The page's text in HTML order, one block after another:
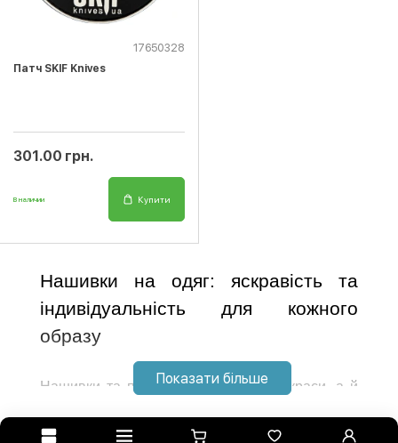
17650328
Патч SKIF Knives
301.00 грн.
В наличии Купити
Нашивки на одяг: яскравість та
індивідуальність для кожного
образу
Нашивки та патчі – це не лише прикраси, а й
стилю. Вони допомагають виділитися, оновити
Показати більше